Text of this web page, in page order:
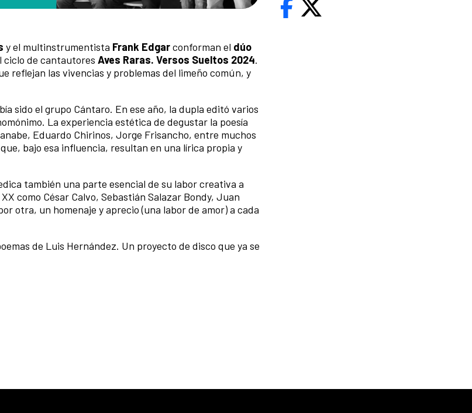
y el multinstrumentista Frank Edgarconforman el dúo
ciclo de cantautores Aves Raras. Versos Sueltos 2024.
reflejan las vivencias y problemas del limeño común, y
sido el grupo Cántaro. En ese año, la dupla editó varios
La experiencia estética de degustar la poesía
Eduardo Chirinos, Jorge Frisancho, entre muchos
bajo esa influencia, resultan en una lírica propia y
también una parte esencial de su labor creativa a
como César Calvo, Sebastián Salazar Bondy, Juan
otra, un homenaje y aprecio (una labor de amor) a cada
de Luis Hernández. Un proyecto de disco que ya se